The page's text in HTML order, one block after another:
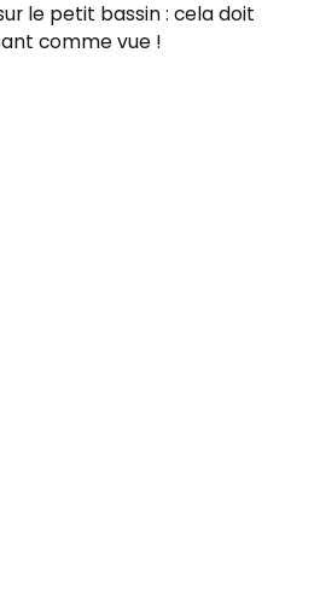
le petit bassin : cela doit
comme vue !